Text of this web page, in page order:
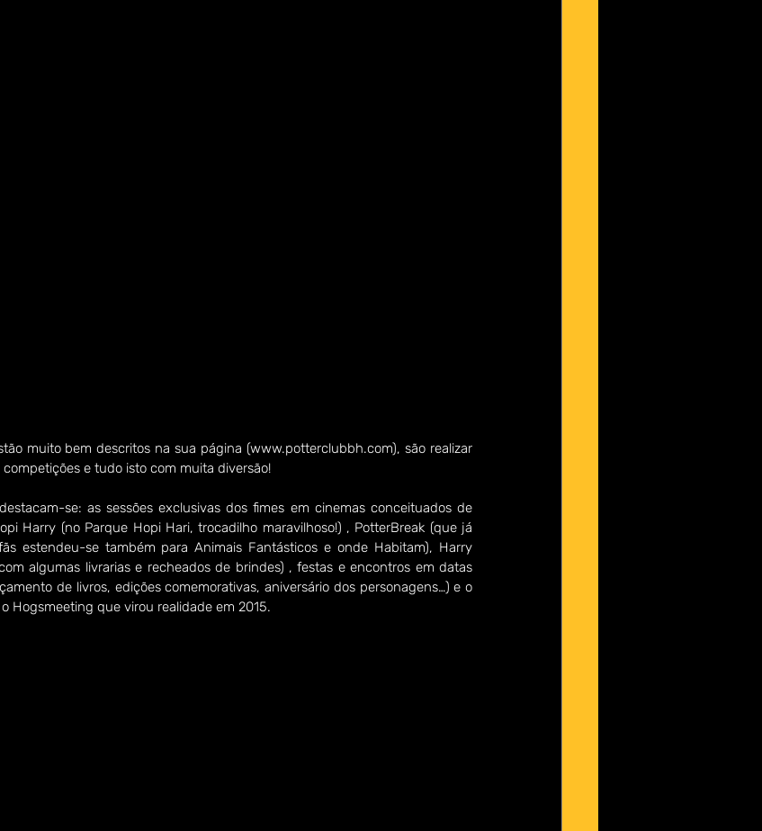
muito bem descritos na sua página (www.potterclubbh.com), são realizar
e tudo isto com muita diversão!
se: as sessões exclusivas dos fimes em cinemas conceituados de
Harry (no Parque Hopi Hari, trocadilho maravilhoso!) , PotterBreak (que já
estendeu-se também para Animais Fantásticos e onde Habitam), Harry
algumas livrarias e recheados de brindes) , festas e encontros em datas
de livros, edições comemorativas, aniversário dos personagens…) e o
Hogsmeeting que virou realidade em 2015.